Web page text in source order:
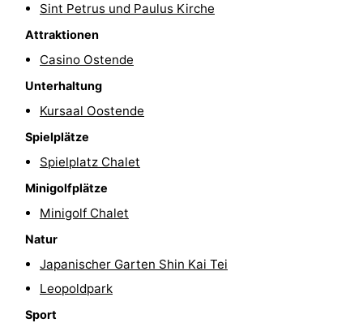
Radfahren
Wandern
Reiten
Golfplatze
Surfen
Essen
trinken
Praktisch
Forum
Route
Sint Petrus und Paulus Kirche
Attraktionen
Casino Ostende
Unterhaltung
Kursaal Oostende
Spielplätze
Spielplatz Chalet
Minigolfplätze
Minigolf Chalet
Natur
Japanischer Garten Shin Kai Tei
Leopoldpark
Sport